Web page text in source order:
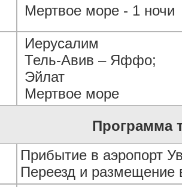
Мертвое море - 1 ночи
Иерусалим
Тель-Авив – Яффо;
Эйлат
Мертвое море
Программа
Прибытие в аэропорт
Переезд и размещение